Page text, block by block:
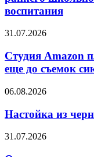
и
раннего
возраста
стили
воспитания
воспитания
Студия
планирует
снять
«Схватку
еще
съемок
31.07.2026
Студия Amazon
еще до съемок
Настойка
черной
смородины
06.08.2026
Настойка из
Один
31.07.2026